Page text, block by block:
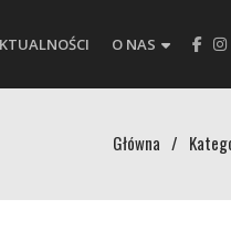
O NAS
Główna /